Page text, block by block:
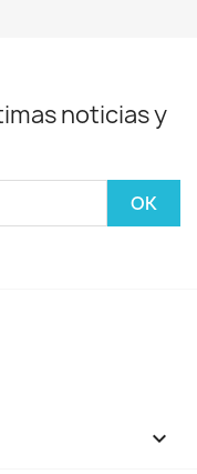
noticias y
